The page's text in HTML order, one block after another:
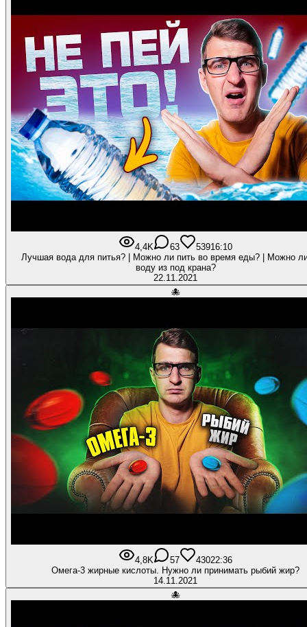
4,4K 63 53916:10
Лучшая вода для питья? | Можно ли пить во время еды? | Можно
воду из под крана?
22.11.2021
🐙
4,8K 57 43022:36
Омега-3 жирные кислоты. Нужно ли принимать рыбий жир?
14.11.2021
🐙